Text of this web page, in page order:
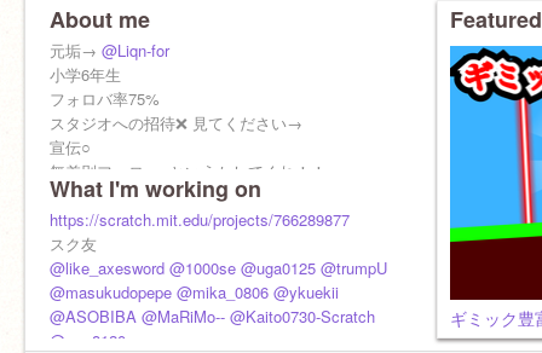
About me
元垢→ @Liqn-for
小学6年生
フォロバ率75%
スタジオへの招待❌ 見てください→
宣伝○
無差別フォロー○というかしてくれ！！
スク友大歓迎
特にフォローしてほしい人
@like_axesword
@1000se←傾向に乗ったことがある男
@trumpU←作品のクオリティーがすごい
What I'm working on
https://scratch.mit.edu/projects/766289877
スク友
@like_axesword @1000se @uga0125 @trumpU
@masukudopepe @mika_0806 @ykuekii
@ASOBIBA @MaRiMo-- @Kaito0730-Scratch
@-__-8120